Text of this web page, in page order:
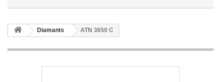
Diamants ATN 3650 C